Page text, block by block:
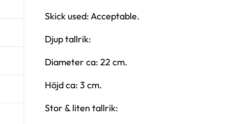
Skick used: Acceptable.
Djup tallrik:
Diameter ca: 22 cm.
Höjd ca: 3 cm.
Stor & liten tallrik: